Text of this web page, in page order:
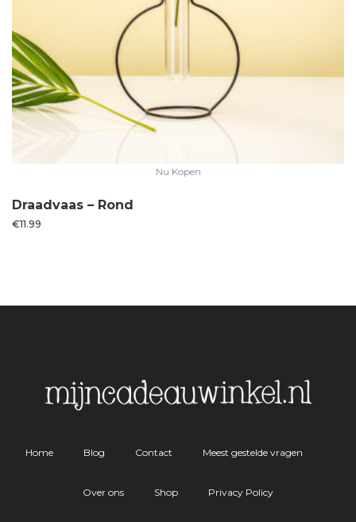
Nu Kopen
Draadvaas – Rond
€11.99
Home Blog Contact Meest gestelde vragen
Over ons Shop Privacy Policy